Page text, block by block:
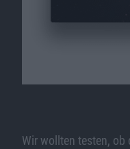
Wir wollten testen, ob